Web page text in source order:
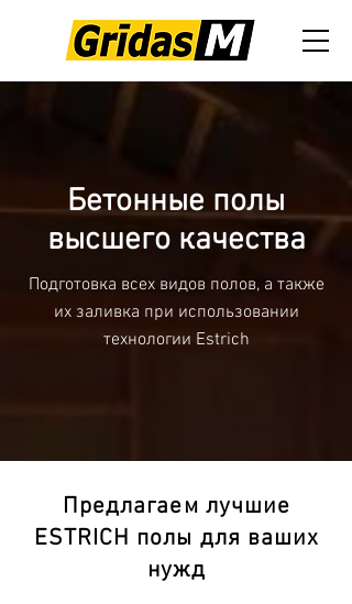
Бетонные полы
высшего качества
Подготовка всех видов полов, а также
их заливка при использовании
технологии Estrich
Предлагаем лучшие
ESTRICH полы для ваших
нужд